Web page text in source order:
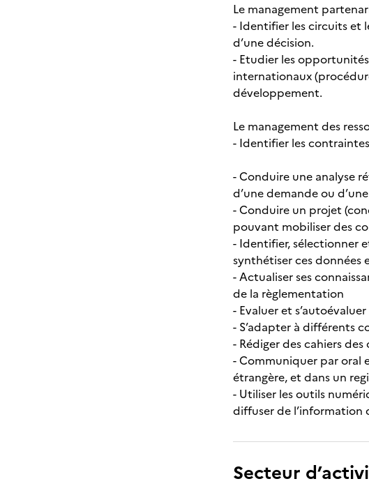
Le management
- Identifier les circuits et
d’une décision.
- Etudier les
internationaux
développement.
Le management des
- Identifier les
- Conduire une analyse
d’une demande ou
- Conduire un projet
pouvant mobiliser des
- Identifier, sélectionner
synthétiser ces données
- Actualiser ses
de la règlementation
- Evaluer et
- S’adapter à différents
- Rédiger des cahiers
- Communiquer par oral
étrangère, et dans un
- Utiliser les outils
diffuser de l’information
Secteur